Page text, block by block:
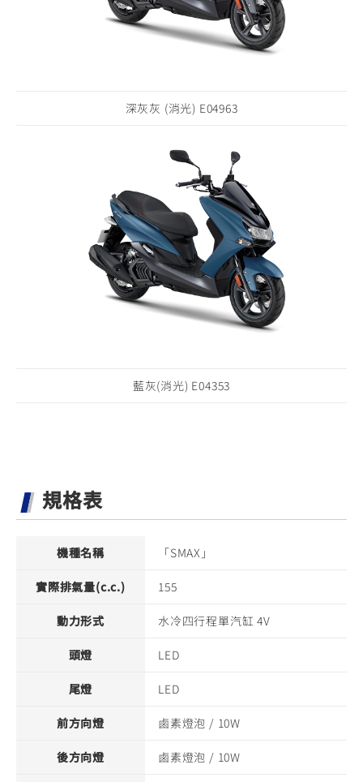
深灰灰 (消光) E04963
藍灰(消光) E04353
規格表
機種名稱 「SMAX」
實際排氣量(c.c.) 155
動力形式 水冷四行程單汽缸 4V
頭燈 LED
尾燈 LED
前方向燈 鹵素燈泡 / 10W
後方向燈 鹵素燈泡 / 10W